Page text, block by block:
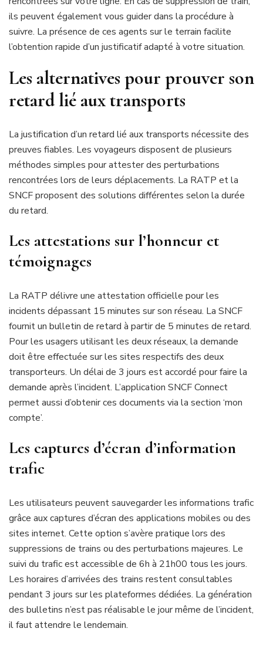
ils peuvent également vous guider dans la procédure à
suivre. La présence de ces agents sur le terrain facilite
l’obtention rapide d’un justificatif adapté à votre situation.
Les alternatives pour prouver son
retard lié aux transports
La justification d’un retard lié aux transports nécessite des
preuves fiables. Les voyageurs disposent de plusieurs
méthodes simples pour attester des perturbations
rencontrées lors de leurs déplacements. La RATP et la
SNCF proposent des solutions différentes selon la durée
du retard.
Les attestations sur l’honneur et
témoignages
La RATP délivre une attestation officielle pour les
incidents dépassant 15 minutes sur son réseau. La SNCF
fournit un bulletin de retard à partir de 5 minutes de retard.
Pour les usagers utilisant les deux réseaux, la demande
doit être effectuée sur les sites respectifs des deux
transporteurs. Un délai de 3 jours est accordé pour faire la
demande après l’incident. L’application SNCF Connect
permet aussi d’obtenir ces documents via la section ‘mon
compte’.
Les captures d’écran d’information
trafic
Les utilisateurs peuvent sauvegarder les informations trafic
grâce aux captures d’écran des applications mobiles ou des
sites internet. Cette option s’avère pratique lors des
suppressions de trains ou des perturbations majeures. Le
suivi du trafic est accessible de 6h à 21h00 tous les jours.
Les horaires d’arrivées des trains restent consultables
pendant 3 jours sur les plateformes dédiées. La génération
des bulletins n’est pas réalisable le jour même de l’incident,
il faut attendre le lendemain.